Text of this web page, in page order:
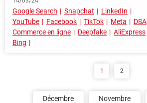
Google Search Snapchat
LinkedIn
YouTube
Facebook TikTok Meta
DSA
Commerce en ligne
Deepfake
AliExpress
Bing
1 2
Décembre Novembre